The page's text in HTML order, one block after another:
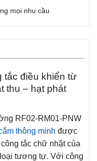
mọi nhu cầu
tắc điều khiển từ
thu – hạt phát
RF02-RM01-PNW
thông minh được
tắc chữ nhật của
tương tự. Với công